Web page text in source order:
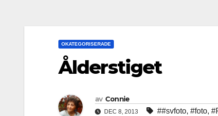
OKATEGORISERADE
Ålderstiget
av Connie
DEC 8, 2013 ##svfoto, #foto,